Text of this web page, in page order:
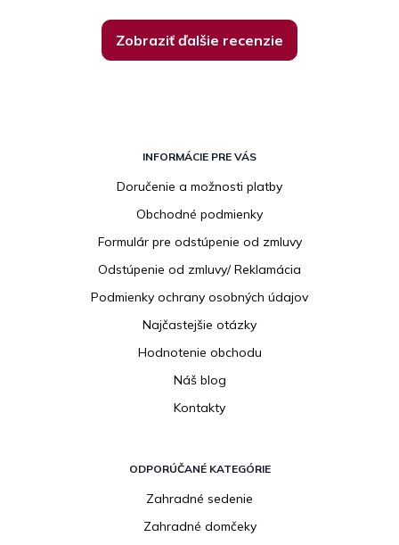
Zobraziť ďalšie recenzie
INFORMÁCIE PRE VÁS
Doručenie a možnosti platby
Obchodné podmienky
Formulár pre odstúpenie od zmluvy
Odstúpenie od zmluvy/ Reklamácia
Podmienky ochrany osobných údajov
Najčastejšie otázky
Hodnotenie obchodu
Náš blog
Kontakty
ODPORÚČANÉ KATEGÓRIE
Zahradné sedenie
Zahradné domčeky